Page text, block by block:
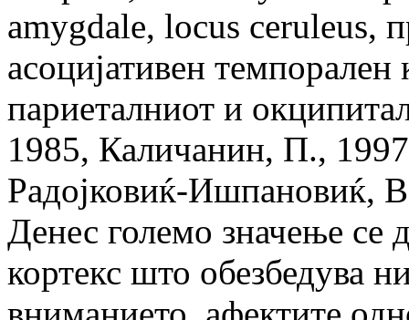
amygdale, locus ceruleus,
асоцијативен темпорален
париеталниот и
1985, Каличанин, П.,
Радојковиќ-Ишпановиќ,
Денес големо значење се
кортекс што обезбедува